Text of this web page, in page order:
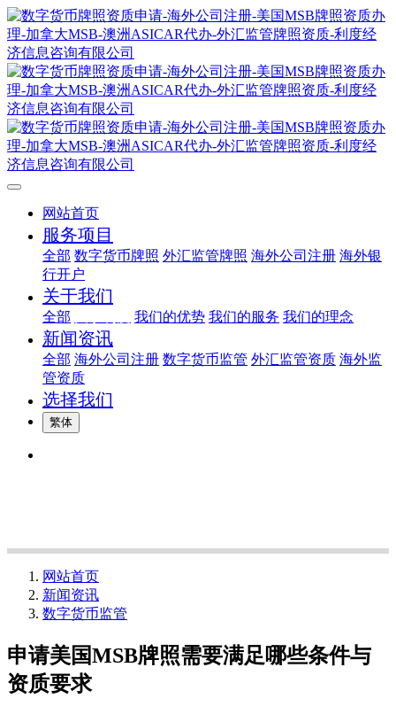
网站首页
服务项目
全部 数字货币牌照 外汇监管牌照 海外公司注册 海外银
行开户
关于我们
全部 我们的优势 我们的服务 我们的理念
新闻资讯
全部 海外公司注册 数字货币监管 外汇监管资质 海外监
管资质
选择我们
繁体
网站首页
新闻资讯
数字货币监管
申请美国MSB牌照需要满足哪些条件与
资质要求